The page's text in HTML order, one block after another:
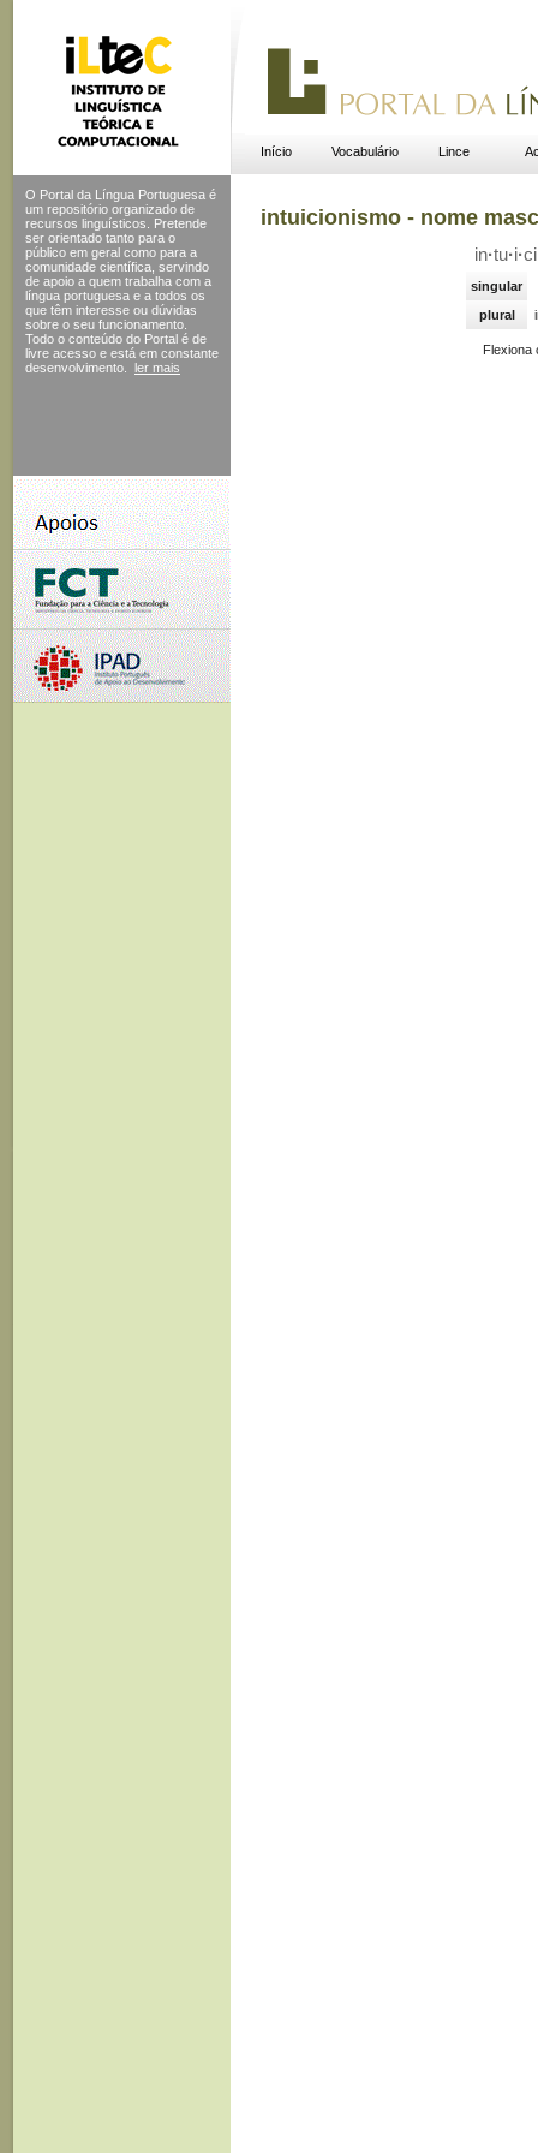
Início Vocabulário Lince
O Portal da Língua Portuguesa é
um repositório organizado de
recursos linguísticos. Pretende
ser orientado tanto para o
público em geral como para a
comunidade científica, servindo
de apoio a quem trabalha com a
língua portuguesa e a todos os
que têm interesse ou dúvidas
sobre o seu funcionamento.
Todo o conteúdo do Portal é de
livre acesso e está em constante
desenvolvimento.
ler mais
intuicionismo - nome
in·tu·i·ci
singular
plural
Flexiona